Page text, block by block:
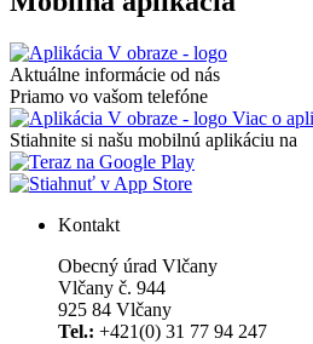
Aktuálne informácie od nás
Priamo vo vašom telefóne
Viac o
Stiahnite si našu mobilnú aplikáciu na
Kontakt
Obecný úrad Vlčany
Vlčany č. 944
925 84 Vlčany
Tel.: +421(0) 31 77 94 247